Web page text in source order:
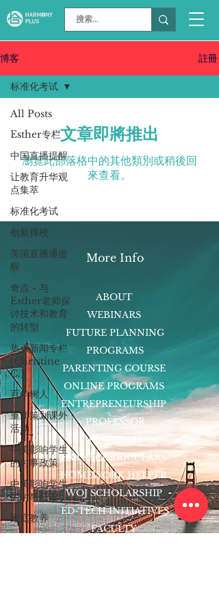
博客 註冊
All Posts
Esther专栏
中国直播提醒
让教育升华观
点集萃
标准化考试
创新择校
美国直播通提
醒
奇点 - 与
Esther老师探
讨技术和教育
的转型
热点新闻专栏
(Christine
C.)
百年树人
重新策划课外
活动
中美影响学生
的时事政策
中美影响学生
的时事新闻
家庭教养
标准化考试
文章即將推出
瀏覽此部落格中的其他類別或稍後回
來查看。
More Info
ABOUT
WEBINARS
FUTURE PLANNING
PROGRAMS
PARENTING COURSE
ONLINE PROGRAMS
ENTREPRENEURSHIP
PROFESSOR
RESEARCH
EXTRACURRICULARS
HOMEWORK HELPER
WOJ SCHOLARSHIP
ED-TECH INITIATIVES
FACULTY